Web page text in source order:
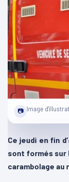
📷 Image
Ce jeudi en fin
sont formés sur
carambolage au